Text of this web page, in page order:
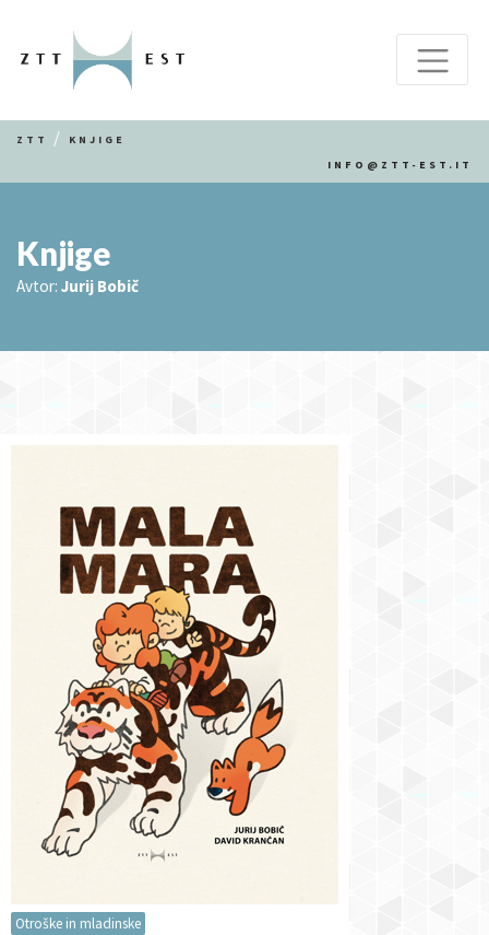
ZTT
KNJIGE
INFO@ZTT-EST.IT
Knjige
Avtor: Jurij Bobič
Otroške in mladinske